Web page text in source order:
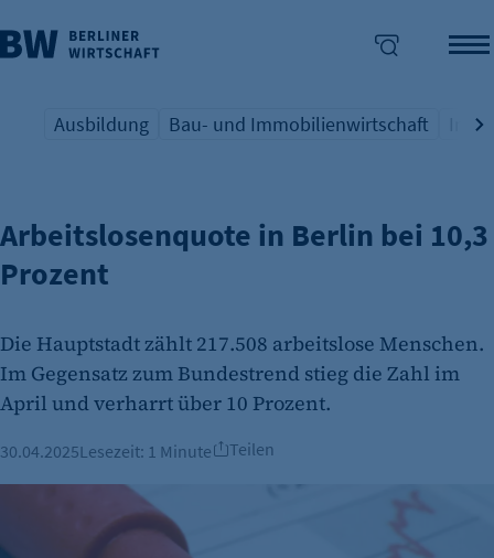
überspringen
Übersicht Schlagwort
Ausbildung
Übersicht Schlagwort
Bau- und Immobilienwirtschaft
ARBEITSMARKT
Arbeitslosenquote in Berlin bei 10,3
Prozent
Die Hauptstadt zählt 217.508 arbeitslose Menschen.
Im Gegensatz zum Bundestrend stieg die Zahl im
April und verharrt über 10 Prozent.
30.04.2025Lesezeit: 1 Minute Teilen